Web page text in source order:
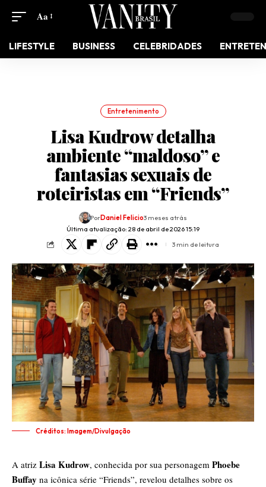
Aa
LIFESTYLE BUSINESS CELEBRIDADES
Entretenimento
Lisa Kudrow detalha
ambiente “maldoso” e
fantasias sexuais de
roteiristas em “Friends”
Última atualização: 28 de abril de 2026 15:19
PorDaniel Felicio3 meses atrás
3 min de leitura
Créditos: Imagem/Divulgação
A atriz Lisa Kudrow, conhecida por sua personagem Phoebe
Buffay na icônica série “Friends”, revelou detalhes sobre os